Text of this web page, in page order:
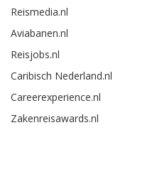
Reismedia.nl
Aviabanen.nl
Reisjobs.nl
Caribisch Nederland.nl
Careerexperience.nl
Zakenreisawards.nl